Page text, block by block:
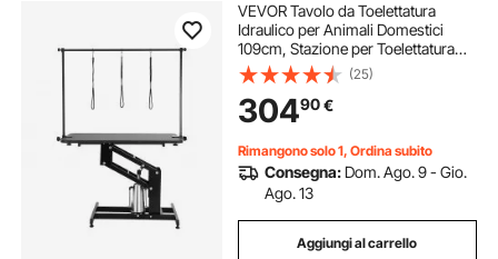
VEVOR Tavolo da Toelettatura
Idraulico per Animali Domestici
109cm, Stazione per Toelettatura
per Cani Taglia Media/Piccola,
Stazione per Toelettatura Altezza
Regolabile, Tavolo Antiscivolo 182
kg
(25)
30490€
Rimangono solo 1, Ordina subito
Consegna: Dom. Ago. 9 - Gio.
Ago. 13
Aggiungi al carrello